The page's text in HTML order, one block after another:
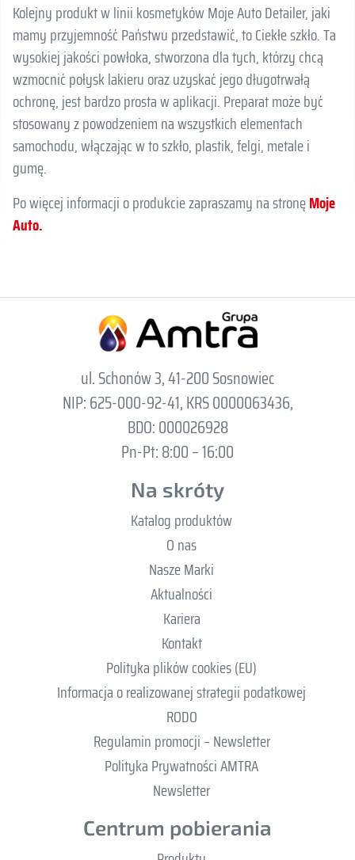
Kolejny produkt w linii kosmetyków Moje Auto Detailer, jaki
mamy przyjemność Państwu przedstawić, to Ciekłe szkło. Ta
wysokiej jakości powłoka, stworzona dla tych, którzy chcą
wzmocnić połysk lakieru oraz uzyskać jego długotrwałą
ochronę, jest bardzo prosta w aplikacji. Preparat może być
stosowany z powodzeniem na wszystkich elementach
samochodu, włączając w to szkło, plastik, felgi, metale i
gumę.
Po więcej informacji o produkcie zapraszamy na stronęMoje
Auto.
ul. Schonów 3, 41-200 Sosnowiec
NIP: 625-000-92-41, KRS 0000063436,
BDO: 000026928
Pn-Pt: 8:00 – 16:00
Na skróty
Katalog produktów
O nas
Nasze Marki
Aktualności
Kariera
Kontakt
Polityka plików cookies (EU)
Informacja o realizowanej strategii podatkowej
RODO
Regulamin promocji – Newsletter
Polityka Prywatności AMTRA
Newsletter
Centrum pobierania